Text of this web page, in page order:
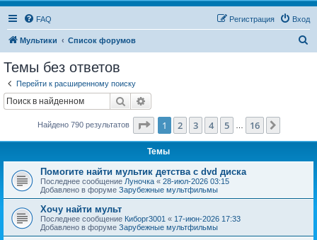
FAQ Вход
Регистрация
Мультики Список форумов
Темы без ответов
Перейти к расширенному поиску
Поиск
Найдено 790 результатов Страница из 16
1 2 3 4 5 16
Темы
Помогите найти мультик детства с dvd диска
Последнее сообщение Луночка « 28-июл-2026 03:15
Добавлено в форуме Зарубежные мультфильмы
Хочу найти мульт
Последнее сообщение Киборг3001 « 17-июн-2026 17:33
Добавлено в форуме Зарубежные мультфильмы